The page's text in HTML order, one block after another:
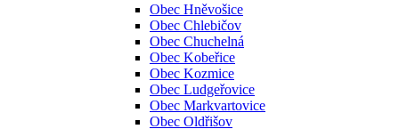
Obec Hněvošice
Obec Chlebičov
Obec Chuchelná
Obec Kobeřice
Obec Kozmice
Obec Ludgeřovice
Obec Markvartovice
Obec Oldřišov